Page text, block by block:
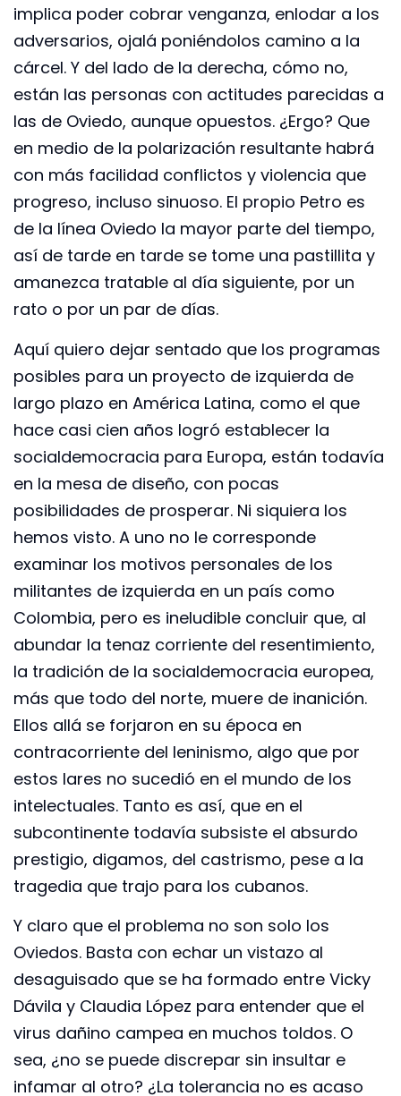
implica poder cobrar venganza, enlodar a los
adversarios, ojalá poniéndolos camino a la
cárcel. Y del lado de la derecha, cómo no,
están las personas con actitudes parecidas a
las de Oviedo, aunque opuestos. ¿Ergo? Que
en medio de la polarización resultante habrá
con más facilidad conflictos y violencia que
progreso, incluso sinuoso. El propio Petro es
de la línea Oviedo la mayor parte del tiempo,
así de tarde en tarde se tome una pastillita y
amanezca tratable al día siguiente, por un
rato o por un par de días.
Aquí quiero dejar sentado que los programas
posibles para un proyecto de izquierda de
largo plazo en América Latina, como el que
hace casi cien años logró establecer la
socialdemocracia para Europa, están todavía
en la mesa de diseño, con pocas
posibilidades de prosperar. Ni siquiera los
hemos visto. A uno no le corresponde
examinar los motivos personales de los
militantes de izquierda en un país como
Colombia, pero es ineludible concluir que, al
abundar la tenaz corriente del resentimiento,
la tradición de la socialdemocracia europea,
más que todo del norte, muere de inanición.
Ellos allá se forjaron en su época en
contracorriente del leninismo, algo que por
estos lares no sucedió en el mundo de los
intelectuales. Tanto es así, que en el
subcontinente todavía subsiste el absurdo
prestigio, digamos, del castrismo, pese a la
tragedia que trajo para los cubanos.
Y claro que el problema no son solo los
Oviedos. Basta con echar un vistazo al
desaguisado que se ha formado entre Vicky
Dávila y Claudia López para entender que el
virus dañino campea en muchos toldos. O
sea, ¿no se puede discrepar sin insultar e
infamar al otro? ¿La tolerancia no es acaso